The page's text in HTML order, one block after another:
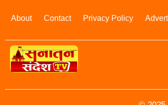
About Contact Privacy Policy